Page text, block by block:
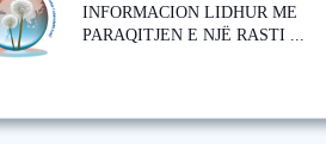
INFORMACION LIDHUR ME
PARAQITJEN E NJË RASTI ...